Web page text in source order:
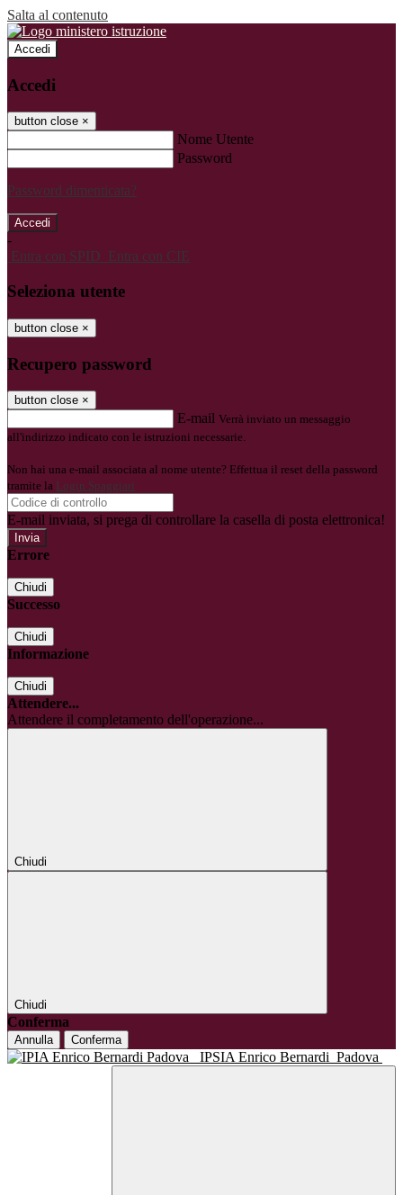
Salta al contenuto
Accedi
Accedi
button close ×
Nome Utente
Password
Password dimenticata?
-
Entra con SPID Entra con CIE
Seleziona utente
button close ×
Recupero password
button close ×
E-mail Verrà inviato un messaggio
all'indirizzo indicato con le istruzioni necessarie.
Non hai una e-mail associata al nome utente? Effettua il reset della password
tramite la Login Spaggiari
E-mail inviata, si prega di controllare la casella di posta elettronica!
Errore
Chiudi
Successo
Chiudi
Informazione
Chiudi
Attendere...
Attendere il completamento dell'operazione...
Chiudi
Chiudi
Conferma
Annulla Conferma
IPSIA Enrico Bernardi Padova